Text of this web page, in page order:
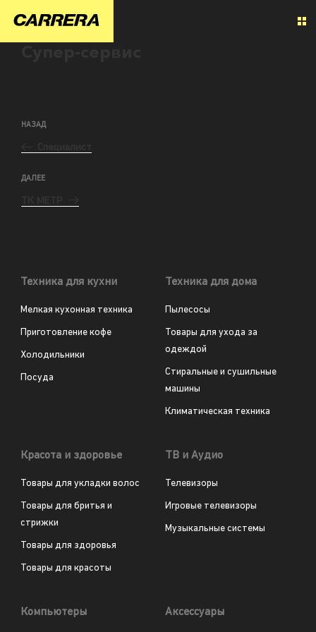
НАЗАД
ДАЛЕЕ
Техника для кухни
Мелкая кухонная техника
Приготовление кофе
Холодильники
Посуда
Техника для дома
Пылесосы
Товары для ухода за
одеждой
Стиральные и сушильные
машины
Климатическая техника
Красота и здоровье
Товары для укладки волос
Товары для бритья и
стрижки
Товары для здоровья
Товары для красоты
ТВ и Аудио
Телевизоры
Игровые телевизоры
Музыкальные системы
Компьютеры Аксессуары